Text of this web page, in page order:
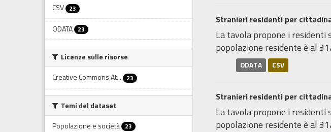
CSV 23
ODATA 23
Licenze sulle risorse
Creative Commons At...
23
Temi del dataset
Popolazione e società 23
Stranieri residenti per
La tavola propone i residenti
popolazione residente è al
ODATA CSV
Stranieri residenti per
La tavola propone i residenti
popolazione residente è al